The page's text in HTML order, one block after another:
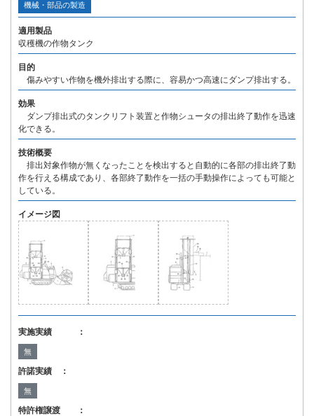
機械・部品の製造
適用製品
収穫機の作物タンク
目的
傷みやすい作物を機外排出する際に、容易かつ高速にダンプ排出する。
効果
ダンプ排出式のタンクリフト装置と作物シュータの排出終了動作を迅速
化できる。
技術概要
排出対象作物が無くなったことを検出すると自動的に各部の排出終了動
作を行える構成であり、各部終了動作を一括の手動操作によっても可能と
している。
イメージ図
実施実績 ：
無
許諾実績 ：
無
特許権譲渡 ：